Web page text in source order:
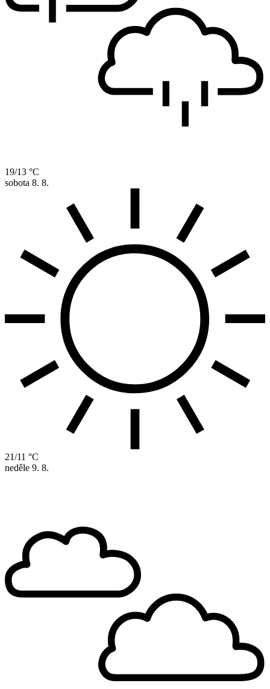
19/13 °C
sobota 8. 8.
21/11 °C
neděle 9. 8.